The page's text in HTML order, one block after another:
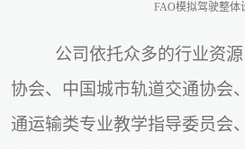
FAO模拟驾驶整体
公司依托众多的行业资
协会、中国城市轨道交通协会
通运输类专业教学指导委员会